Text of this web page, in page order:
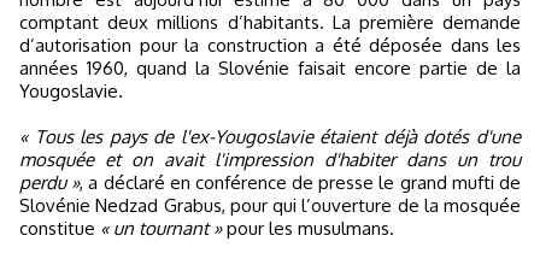
comptant deux millions d’habitants. La première demande
d’autorisation pour la construction a été déposée dans les
années 1960, quand la Slovénie faisait encore partie de la
Yougoslavie.
« Tous les pays de l'ex-Yougoslavie étaient déjà dotés d'une
mosquée et on avait l'impression d'habiter dans un trou
perdu », a déclaré en conférence de presse le grand mufti de
Slovénie Nedzad Grabus, pour qui l’ouverture de la mosquée
constitue « un tournant »pour les musulmans.